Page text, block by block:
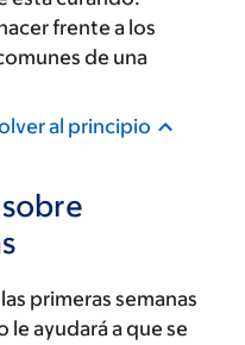
frente a los
de una
al principio
primeras semanas
le ayudará a que se